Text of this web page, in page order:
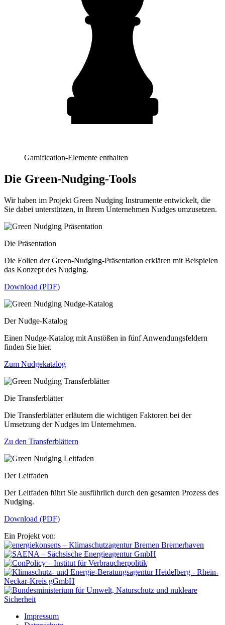
Gamification-Elemente enthalten
Die Green-Nudging-Tools
Wir haben im Projekt Green Nudging Instrumente entwickelt, die
Sie dabei unterstützen, in Ihrem Unternehmen Nudges umzusetzen.
Die Präsentation
Die Folien der Green-Nudging-Präsentation erklären mit Beispielen
das Konzept des Nudging.
Download (PDF)
Der Nudge-Katalog
Einen Nudge-Katalog mit Anstößen in fünf Anwendungsfeldern
finden Sie hier.
Zum Nudgekatalog
Die Transferblätter
Die Transferblätter erläutern die wichtigen Faktoren bei der
Umsetzung der Nudges im Unternehmen.
Zu den Transferblättern
Der Leitfaden
Der Leitfaden führt Sie ausführlich durch den gesamten Prozess des
Nudging.
Download (PDF)
Ein Projekt von:
Impressum